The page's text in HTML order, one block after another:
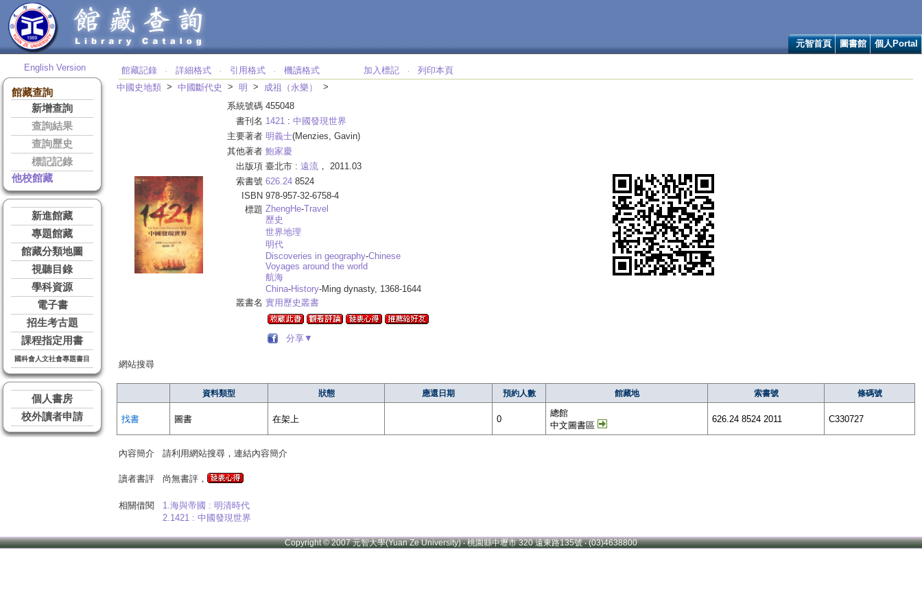
元智首頁 圖書館 個人Portal
English Version
館藏查詢
新增查詢
查詢結果
查詢歷史
標記記錄
他校館藏
新進館藏
專題館藏
館藏分類地圖
視聽目錄
學科資源
電子書
招生考古題
課程指定用書
國科會人文社會專題書目
個人書房
校外讀者申請
館藏記錄 ‧ 詳細格式 ‧ 引用格式 ‧ 機讀格式 加入標記 ‧
列印本頁
中國史地類 > 中國斷代史 > 明 > 成祖（永樂）
>
系統號碼 455048
書刊名 1421 : 中國發現世界
主要著者 明義士(Menzies, Gavin)
其他著者 鮑家慶
出版項 臺北市 : 遠流 ， 2011.03
索書號 626.24 8524
ISBN 978-957-32-6758-4
標題 ZhengHe-Travel
歷史
世界地理
明代
Discoveries in geography-Chinese
Voyages around the world
航海
China-History-Ming dynasty, 1368-1644
叢書名 實用歷史叢書
分享▼
網站搜尋
資料類型 狀態 應還日期 預約人數 館藏地 索書號 條碼號
找書 圖書 在架上 0
總館
中文圖書區
626.24 8524 2011 C330727
內容簡介 請利用網站搜尋，連結內容簡介
讀者書評 尚無書評，
相關借閱
1.海與帝國 : 明清時代
2.1421 : 中國發現世界
Copyright © 2007 元智大學(Yuan Ze University) ‧ 桃園縣中壢市 320 遠東路135號 ‧ (03)4638800